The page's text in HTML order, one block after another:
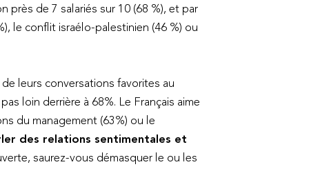
près de 7 salariés sur 10 (68 %), et par
le conflit israélo-palestinien (46 %) ou
leurs conversations favorites au
loin derrière à 68%. Le Français aime
du management (63%) ou le
des relations sentimentales et
saurez-vous démasquer le ou les